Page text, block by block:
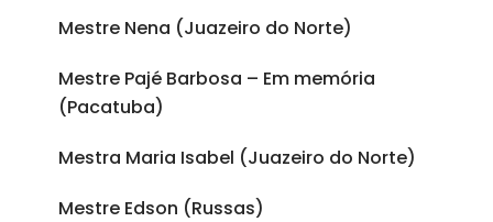
Mestre Nena (Juazeiro do Norte)
Mestre Pajé Barbosa – Em memória
(Pacatuba)
Mestra Maria Isabel (Juazeiro do Norte)
Mestre Edson (Russas)